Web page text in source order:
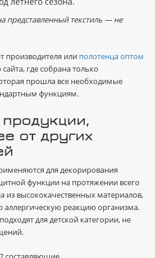
представленный текстиль — не
производителя или полотенца оптом
где собрана только
прошла все необходимые
функциям.
от других
для декорирования
функции на протяжении всего
из высококачественных материалов,
реакцию организма.
для детской категории, не